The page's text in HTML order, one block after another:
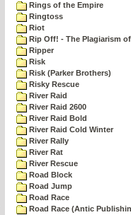
Rings of the Empire
Ringtoss
Riot
Rip Off! - The Plagiarism of
Ripper
Risk
Risk (Parker Brothers)
Risky Rescue
River Raid
River Raid 2600
River Raid Bold
River Raid Cold Winter
River Rally
River Rat
River Rescue
Road Block
Road Jump
Road Race
Road Race (Antic